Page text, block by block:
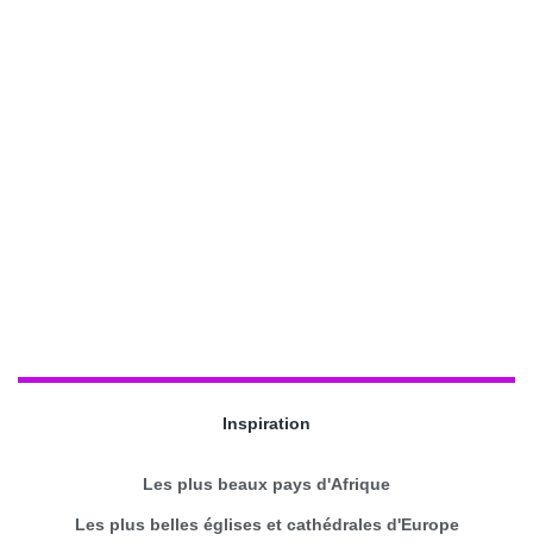
Inspiration
Les plus beaux pays d'Afrique
Les plus belles églises et cathédrales d'Europe